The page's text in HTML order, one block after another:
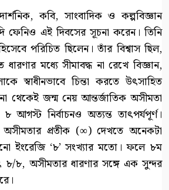
কবি, সাংবাদিক ও কল্পবিজ্ঞান
এই দিবসের সূচনা করেন। তিনি
পরিচিত ছিলেন। তাঁর বিশ্বাস ছিল,
মধ্যে সীমাবদ্ধ না রেখে বিজ্ঞান,
স্বাধীনভাবে চিন্তা করতে উৎসাহিত
থেকেই জন্ম নেয় আন্তর্জাতিক অসীমতা
আগস্ট নির্বাচনও অত্যন্ত তাৎপর্যপূর্ণ।
প্রতীক (∞) দেখতে অনেকটা
ইংরেজি ‘৮’ সংখ্যার মতো। ফলে ৮ম
৮/৮, অসীমতার ধারণার সঙ্গে এক সুন্দর